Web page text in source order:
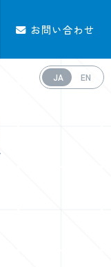
お問い合わせ
JA EN